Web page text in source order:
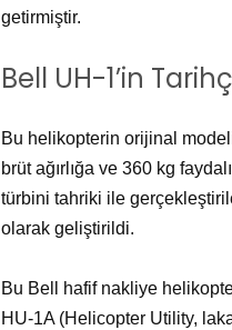
getirmiştir.
Bell UH-1’in
Bu helikopterin orijinal
brüt ağırlığa ve 360 kg
türbini tahriki ile
olarak geliştirildi.
Bu Bell hafif nakliye
HU-1A (Helicopter Utility,